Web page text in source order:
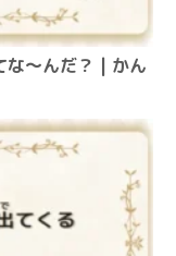
な～んだ？ | かん